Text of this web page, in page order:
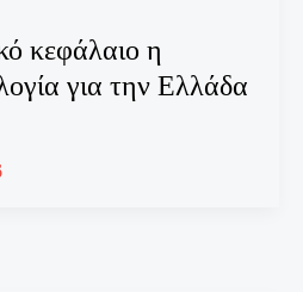
κεφάλαιο η
για την Ελλάδα